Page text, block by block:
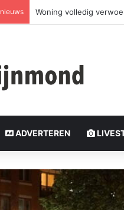
Zeer grote brand in
ADVERTEREN